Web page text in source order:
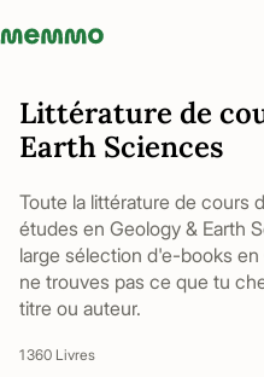
Memmo - AI-verktyg och digital
Littérature de
Earth Sciences
Toute la littérature de cours
études en Geology & Earth
large sélection d'e-books
ne trouves pas ce que tu
titre ou auteur.
1 360 Livres